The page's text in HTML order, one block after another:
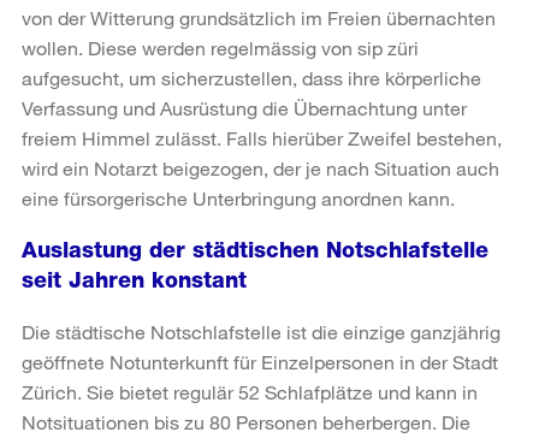
von der Witterung grundsätzlich im Freien übernachten
wollen. Diese werden regelmässig von sip züri
aufgesucht, um sicherzustellen, dass ihre körperliche
Verfassung und Ausrüstung die Übernachtung unter
freiem Himmel zulässt. Falls hierüber Zweifel bestehen,
wird ein Notarzt beigezogen, der je nach Situation auch
eine fürsorgerische Unterbringung anordnen kann.
Auslastung der städtischen Notschlafstelle
seit Jahren konstant
Die städtische Notschlafstelle ist die einzige ganzjährig
geöffnete Notunterkunft für Einzelpersonen in der Stadt
Zürich. Sie bietet regulär 52 Schlafplätze und kann in
Notsituationen bis zu 80 Personen beherbergen. Die